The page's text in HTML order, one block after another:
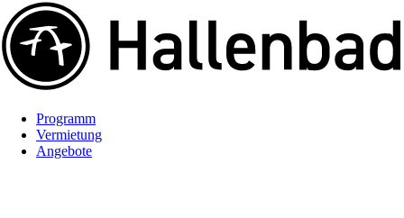
Programm
Vermietung
Angebote